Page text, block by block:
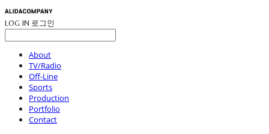
LOG IN 로그인
About
TV/Radio
Off-Line
Sports
Production
Portfolio
Contact